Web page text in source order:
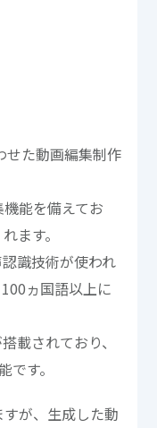
せた動画編集制作
能を備えてお
ます。
識技術が使われ
ヵ国語以上に
載されており、
す。
が、生成した動